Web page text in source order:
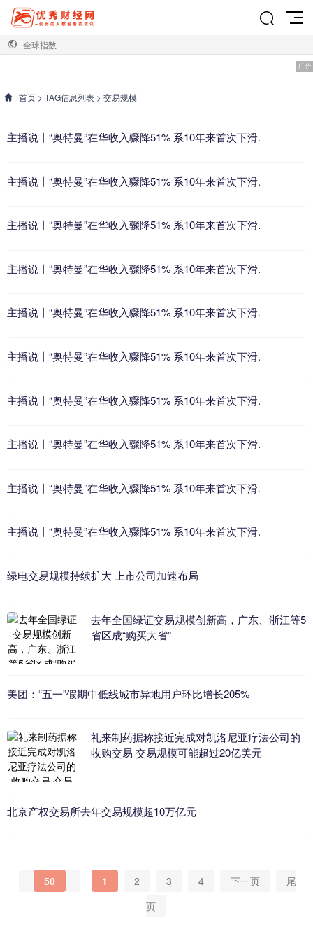
全球指数
首页 > TAG信息列表 > 交易规模
主播说丨“奥特曼”在华收入骤降51% 系10年来首次下滑.
主播说丨“奥特曼”在华收入骤降51% 系10年来首次下滑.
主播说丨“奥特曼”在华收入骤降51% 系10年来首次下滑.
主播说丨“奥特曼”在华收入骤降51% 系10年来首次下滑.
主播说丨“奥特曼”在华收入骤降51% 系10年来首次下滑.
主播说丨“奥特曼”在华收入骤降51% 系10年来首次下滑.
主播说丨“奥特曼”在华收入骤降51% 系10年来首次下滑.
主播说丨“奥特曼”在华收入骤降51% 系10年来首次下滑.
主播说丨“奥特曼”在华收入骤降51% 系10年来首次下滑.
主播说丨“奥特曼”在华收入骤降51% 系10年来首次下滑.
绿电交易规模持续扩大 上市公司加速布局
去年全国绿证交易规模创新高，广东、浙江等5
省区成“购买大省”
美团：“五一”假期中低线城市异地用户环比增长205%
礼来制药据称接近完成对凯洛尼亚疗法公司的
收购交易 交易规模可能超过20亿美元
北京产权交易所去年交易规模超10万亿元
50 1 2 3 4 下一页
尾
页